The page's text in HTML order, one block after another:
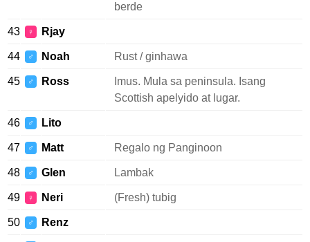
berde
43 ♀ Rjay
44 ♂ Noah Rust / ginhawa
45 ♂ Ross
Imus. Mula sa peninsula. Isang
Scottish apelyido at lugar.
46 ♂ Lito
47 ♂ Matt Regalo ng Panginoon
48 ♂ Glen Lambak
49 ♀ Neri (Fresh) tubig
50 ♂ Renz